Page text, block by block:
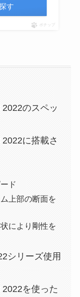
す
ポチップ
のスペッ
に搭載さ
ド
上部の断面を
により剛性を
シリーズ使用
を使った